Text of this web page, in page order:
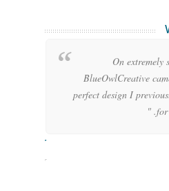
"On extremely
BlueOwlCreative
perfect design I
for
Stoner
Manager